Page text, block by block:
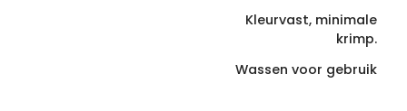
Kleurvast, minimale
krimp.
Wassen voor gebruik